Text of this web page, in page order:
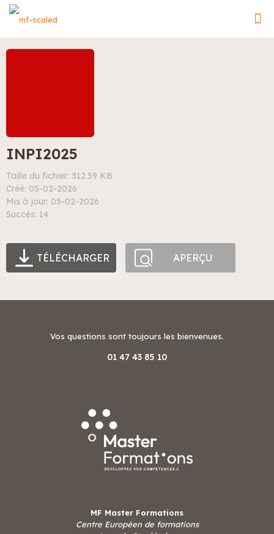
INPI2025
Taille du fichier: 312.59 KB
Créé: 05-02-2026
Mis à jour: 05-02-2026
Succès: 14
TÉLÉCHARGER APERÇU
Vos questions sont toujours les bienvenues.
01 47 43 85 10
MF Master Formations
Centre Européen de formations